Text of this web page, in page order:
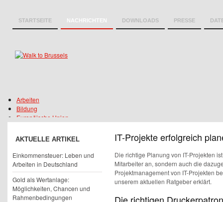
STARTSEITE NACHRICHTEN DOWNLOADS PRESSE
Arbeiten
Bildung
Europäische Union
Gesellschaft
Reisen
Wirtschaft
Wissenschaft
AKTUELLE ARTIKEL
Einkommensteuer: Leben und
Arbeiten in Deutschland
Gold als Wertanlage:
Möglichkeiten, Chancen und
Rahmenbedingungen
IT-Projekte erfolgreich
Die richtige Planung von IT-Projekten
Mitarbeiter an, sondern auch die
Projektmanagement von IT-Projekten
unserem aktuellen Ratgeber erklärt.